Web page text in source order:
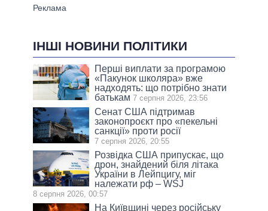
ІНШІ НОВИНИ ПОЛІТИКИ
Перші виплати за програмою
«Пакунок школяра» вже
надходять: що потрібно знати
батькам 7 серпня 2026, 23:56
Сенат США підтримав
законопроєкт про «пекельні
санкції» проти росії
7 серпня 2026, 20:55
Розвідка США припускає, що
дрон, знайдений біля літака
України в Лейпцигу, міг
належати рф – WSJ
8 серпня 2026, 00:57
На Київщині через російську